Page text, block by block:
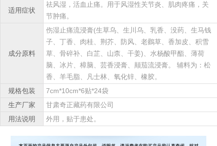
适用症状
祛风湿，活血止痛。用于风湿性关节炎、肌肉疼痛，关
节肿痛。
成分原料
伤湿止痛流浸膏(生草乌、生川乌、乳香、没药、生马钱
子、丁香、肉桂、荆芥、防风、老鸛草、香加皮、积雪
草、骨碎补、白芷、山柰、干姜)、水杨酸甲酯、薄荷
脑、冰片、樟脑、芸香浸膏、颠茄流浸膏。 辅料为：松
香、羊毛脂、凡士林、氧化锌、橡胶。
规格包装
7cm*10cm*6贴*24袋
生产厂家
甘肃奇正藏药有限公司
用法说明
外用，贴于患处。